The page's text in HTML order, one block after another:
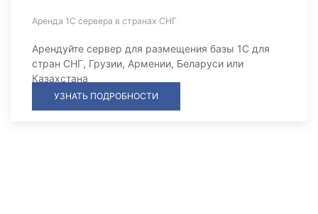
Аренда 1С сервера в странах СНГ
Арендуйте сервер для размещения базы 1С для
стран СНГ, Грузии, Армении, Беларуси или
Казахстана
УЗНАТЬ ПОДРОБНОСТИ